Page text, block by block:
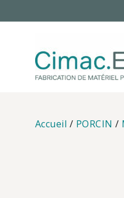
to
Accueil / PORCIN /